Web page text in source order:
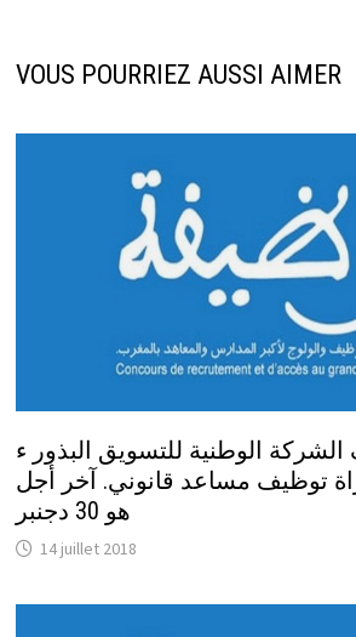
VOUS POURRIEZ AUSSI AIMER
الوطنية للتسويق البذور ء
توظيف مساعد قانوني. آخر أجل
هو 30 دجنبر
14 juillet 2018